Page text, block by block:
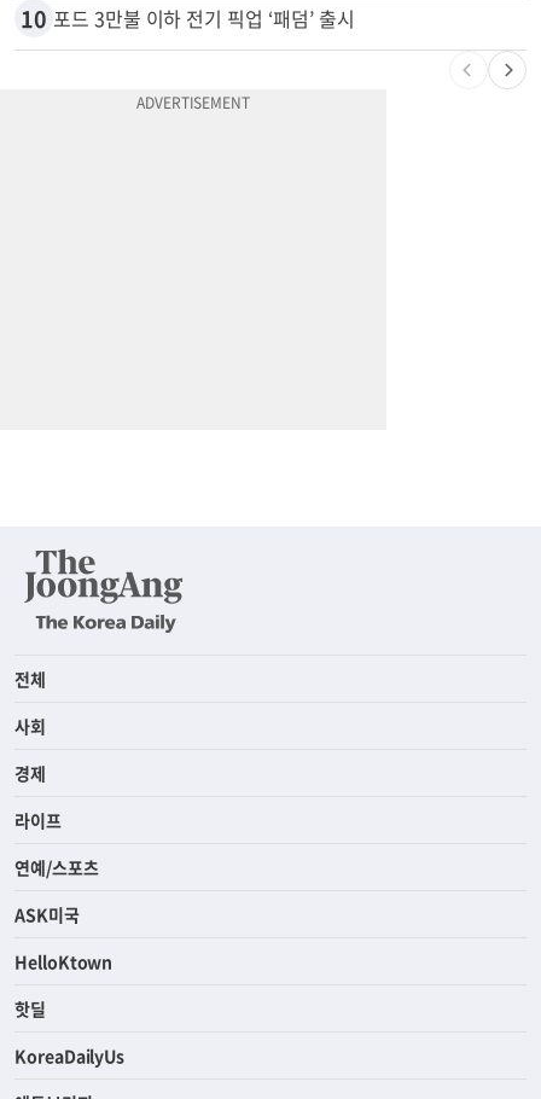
10 포드 3만불 이하 전기 픽업 ‘패덤’ 출시
전체
사회
경제
라이프
연예/스포츠
ASK미국
HelloKtown
핫딜
KoreaDailyUs